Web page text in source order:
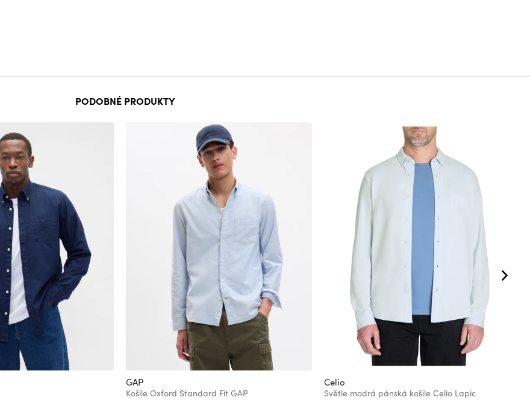
PODOBNÉ PRODUKTY
GAP
Košile Oxford Standard Fit GAP
Celio
Světle modrá pánská košile Celio Lapic